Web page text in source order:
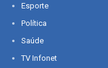
Esporte
Política
Saúde
TV Infonet